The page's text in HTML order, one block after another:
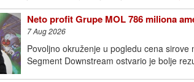
Neto profit Grupe MOL 786 miliona
7 Aug 2026
Povoljno okruženje u pogledu cena
Segment Downstream ostvario je bolje